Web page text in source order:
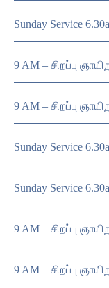
Sunday Service
9 AM – சிறப்பு
9 AM – சிறப்பு
Sunday Service
Sunday Service
9 AM – சிறப்பு
9 AM – சிறப்பு